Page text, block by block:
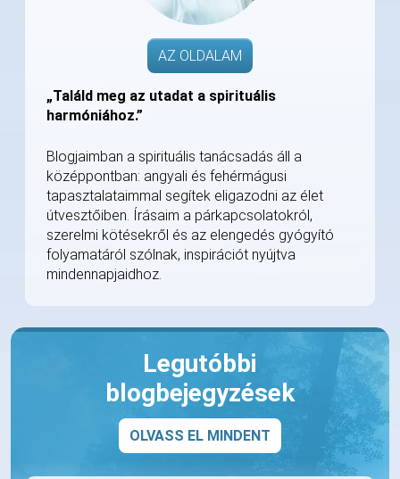
AZ OLDALAM
„Találd meg az utadat a spirituális
harmóniához.”
Blogjaimban a spirituális tanácsadás áll a
középpontban: angyali és fehérmágusi
tapasztalataimmal segítek eligazodni az élet
útvesztőiben. Írásaim a párkapcsolatokról,
szerelmi kötésekről és az elengedés gyógyító
folyamatáról szólnak, inspirációt nyújtva
mindennapjaidhoz.
Legutóbbi
blogbejegyzések
OLVASS EL MINDENT